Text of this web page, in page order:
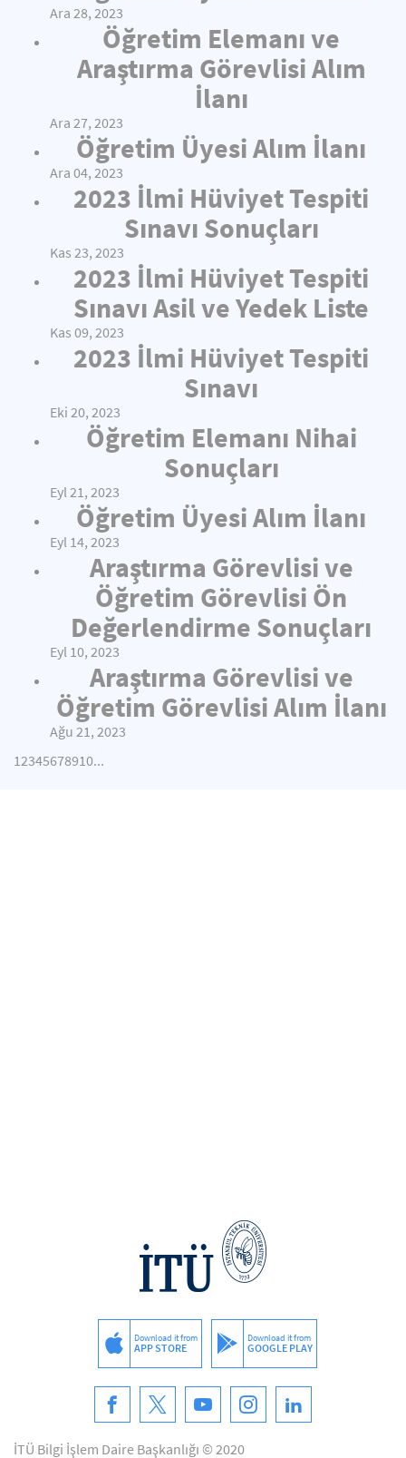
Ara 28, 2023
Öğretim Elemanı ve
Araştırma Görevlisi Alım
İlanı
Ara 27, 2023
Öğretim Üyesi Alım İlanı
Ara 04, 2023
2023 İlmi Hüviyet Tespiti
Sınavı Sonuçları
Kas 23, 2023
2023 İlmi Hüviyet Tespiti
Sınavı Asil ve Yedek Liste
Kas 09, 2023
2023 İlmi Hüviyet Tespiti
Sınavı
Eki 20, 2023
Öğretim Elemanı Nihai
Sonuçları
Eyl 21, 2023
Öğretim Üyesi Alım İlanı
Eyl 14, 2023
Araştırma Görevlisi ve
Öğretim Görevlisi Ön
Değerlendirme Sonuçları
Eyl 10, 2023
Araştırma Görevlisi ve
Öğretim Görevlisi Alım İlanı
Ağu 21, 2023
12345678910...
Download it from
APP STORE
Download it from
GOOGLE PLAY
İTÜ Bilgi İşlem Daire Başkanlığı © 2020